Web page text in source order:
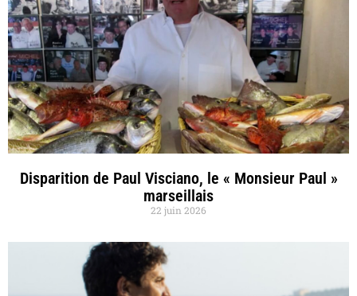
Disparition de Paul Visciano, le « Monsieur Paul »
marseillais
22 juin 2026